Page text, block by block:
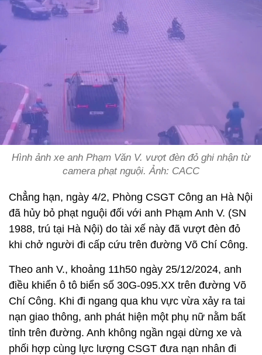
Hình ảnh xe anh Phạm Văn V. vượt đèn đỏ ghi nhận từ
camera phạt nguội. Ảnh: CACC
Chẳng hạn, ngày 4/2, Phòng CSGT Công an Hà Nội
đã hủy bỏ phạt nguội đối với anh Phạm Anh V. (SN
1988, trú tại Hà Nội) do tài xế này đã vượt đèn đỏ
khi chở người đi cấp cứu trên đường Võ Chí Công.
Theo anh V., khoảng 11h50 ngày 25/12/2024, anh
điều khiển ô tô biển số 30G-095.XX trên đường Võ
Chí Công. Khi đi ngang qua khu vực vừa xảy ra tai
nạn giao thông, anh phát hiện một phụ nữ nằm bất
tỉnh trên đường. Anh không ngần ngại dừng xe và
phối hợp cùng lực lượng CSGT đưa nạn nhân đi